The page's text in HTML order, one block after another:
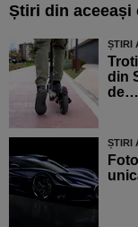
Știri din aceeași
ȘTIRI
din
de…
ȘTIRI